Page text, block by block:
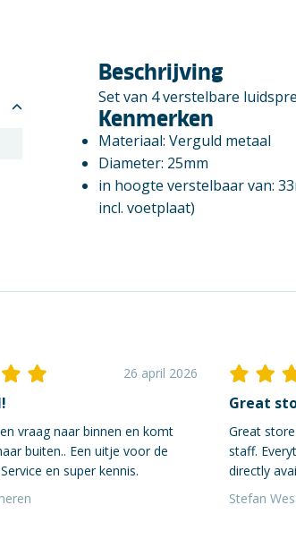
Beschrijving
Set van 4 verstelbare
Kenmerken
Materiaal: Verguld metaal
Diameter: 25mm
in hoogte verstelbaar van:
incl. voetplaat)
26 april 2026
vraag naar binnen en komt
buiten.. Een uitje voor de
en super kennis.
Great
Great
staff.
directly
Stefan